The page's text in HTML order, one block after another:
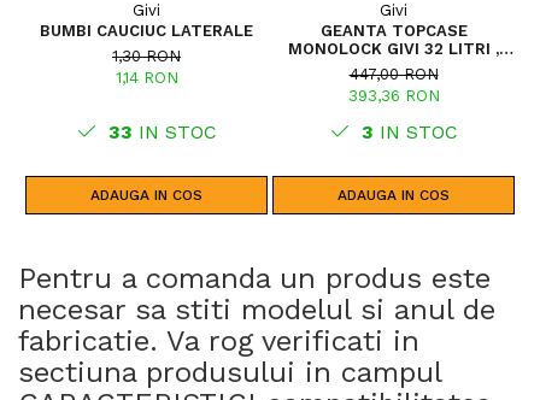
Givi
BUMBI CAUCIUC LATERALE
1,30 RON
1,14 RON
33 IN STOC
ADAUGA IN COS
Givi
GEANTA TOPCASE
MONOLOCK GIVI 32 LITRI ,
INCLUDE PLACA UNIVERSALA
447,00 RON
393,36 RON
3 IN STOC
ADAUGA IN COS
Pentru a comanda un produs este
necesar sa stiti modelul si anul de
fabricatie. Va rog verificati in
sectiuna produsului in campul